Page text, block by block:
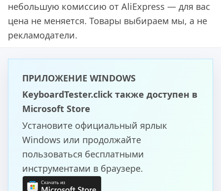
небольшую комиссию от AliExpress — для вас
цена не меняется. Товары выбираем мы, а не
рекламодатели.
ПРИЛОЖЕНИЕ WINDOWS
KeyboardTester.click также доступен в
Microsoft Store
Установите официальный ярлык
Windows или продолжайте
пользоваться бесплатными
инструментами в браузере.